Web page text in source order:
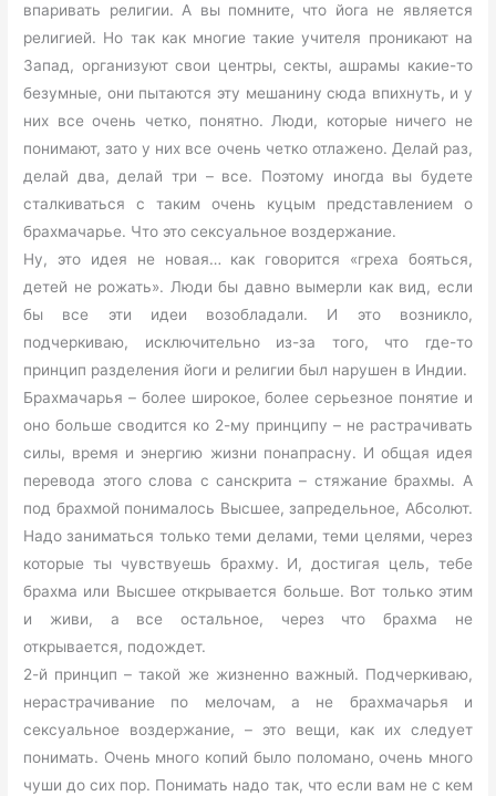
впаривать религии. А вы помните, что йога не является
религией. Но так как многие такие учителя проникают на
Запад, организуют свои центры, секты, ашрамы какие-то
безумные, они пытаются эту мешанину сюда впихнуть, и у
них все очень четко, понятно. Люди, которые ничего не
понимают, зато у них все очень четко отлажено. Делай раз,
делай два, делай три – все. Поэтому иногда вы будете
сталкиваться с таким очень куцым представлением о
брахмачарье. Что это сексуальное воздержание.
Ну, это идея не новая… как говорится «греха бояться,
детей не рожать». Люди бы давно вымерли как вид, если
бы все эти идеи возобладали. И это возникло,
подчеркиваю, исключительно из-за того, что где-то
принцип разделения йоги и религии был нарушен в Индии.
Брахмачарья – более широкое, более серьезное понятие и
оно больше сводится ко 2-му принципу – не растрачивать
силы, время и энергию жизни понапрасну. И общая идея
перевода этого слова с санскрита – стяжание брахмы. А
под брахмой понималось Высшее, запредельное, Абсолют.
Надо заниматься только теми делами, теми целями, через
которые ты чувствуешь брахму. И, достигая цель, тебе
брахма или Высшее открывается больше. Вот только этим
и живи, а все остальное, через что брахма не
открывается, подождет.
2-й принцип – такой же жизненно важный. Подчеркиваю,
нерастрачивание по мелочам, а не брахмачарья и
сексуальное воздержание, – это вещи, как их следует
понимать. Очень много копий было поломано, очень много
чуши до сих пор. Понимать надо так, что если вам не с кем